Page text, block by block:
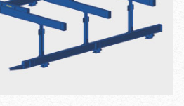
için, operasyonel